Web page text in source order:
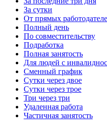
За сутки
От прямых
Полный день
По совместительству
Подработка
Полная занятость
Для людей с
Сменный график
Сутки через двое
Сутки через трое
Три через три
Удаленная работа
Частичная занятость